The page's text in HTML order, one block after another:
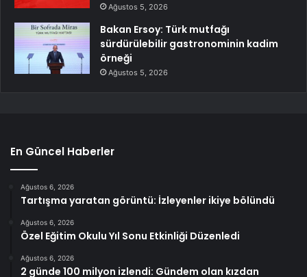
Ağustos 5, 2026
Bakan Ersoy: Türk mutfağı
sürdürülebilir gastronominin kadim
örneği
Ağustos 5, 2026
En Güncel Haberler
Ağustos 6, 2026
Tartışma yaratan görüntü: İzleyenler ikiye bölündü
Ağustos 6, 2026
Özel Eğitim Okulu Yıl Sonu Etkinliği Düzenledi
Ağustos 6, 2026
2 günde 100 milyon izlendi: Gündem olan kızdan